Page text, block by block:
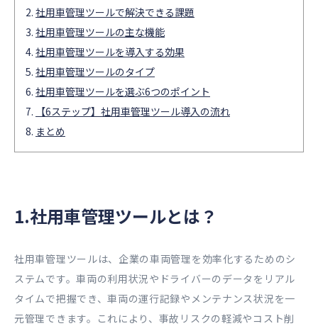
社用車管理ツールで解決できる課題
社用車管理ツールの主な機能
社用車管理ツールを導入する効果
社用車管理ツールのタイプ
社用車管理ツールを選ぶ6つのポイント
【6ステップ】社用車管理ツール導入の流れ
まとめ
1.社用車管理ツールとは？
社用車管理ツールは、企業の車両管理を効率化するためのシ
ステムです。車両の利用状況やドライバーのデータをリアル
タイムで把握でき、車両の運行記録やメンテナンス状況を一
元管理できます。これにより、事故リスクの軽減やコスト削